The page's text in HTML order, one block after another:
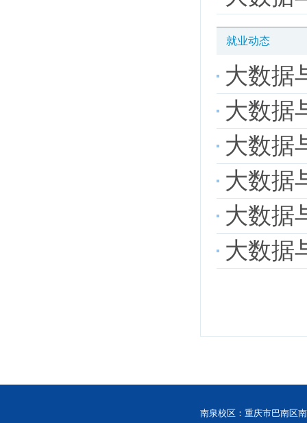
就业动态
大数据
大数据
大数据与
大数据与
大数据与人
大数据与
南泉校区：重庆市巴南区